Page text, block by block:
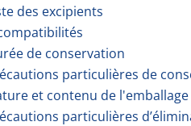
des excipients
de conservation
particulières de
et contenu de
particulières